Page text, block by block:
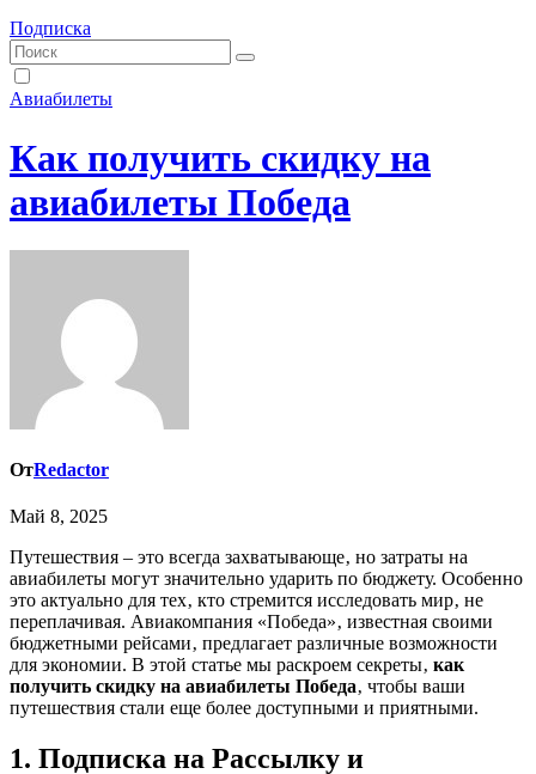
Подписка
Авиабилеты
Как получить скидку на
авиабилеты Победа
ОтRedactor
Май 8, 2025
Путешествия – это всегда захватывающе‚ но затраты на
авиабилеты могут значительно ударить по бюджету. Особенно
это актуально для тех‚ кто стремится исследовать мир‚ не
переплачивая. Авиакомпания «Победа»‚ известная своими
бюджетными рейсами‚ предлагает различные возможности
для экономии. В этой статье мы раскроем секреты‚ как
получить скидку на авиабилеты Победа‚ чтобы ваши
путешествия стали еще более доступными и приятными.
1. Подписка на Рассылку и